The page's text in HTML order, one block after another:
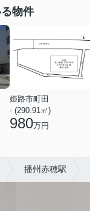
物件
姫路市町田
- (290.91㎡)
980万円
播州赤穂駅